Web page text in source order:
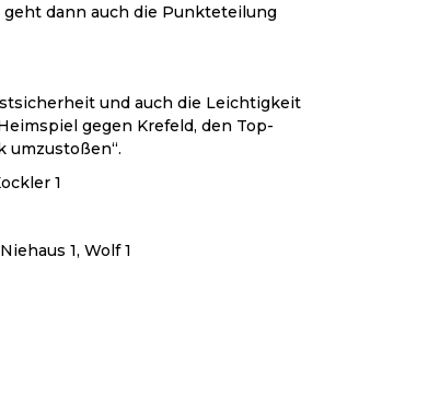
geht dann auch die Punkteteilung
und auch die Leichtigkeit
gegen Krefeld, den Top-
umzustoßen“.
1
1, Wolf 1